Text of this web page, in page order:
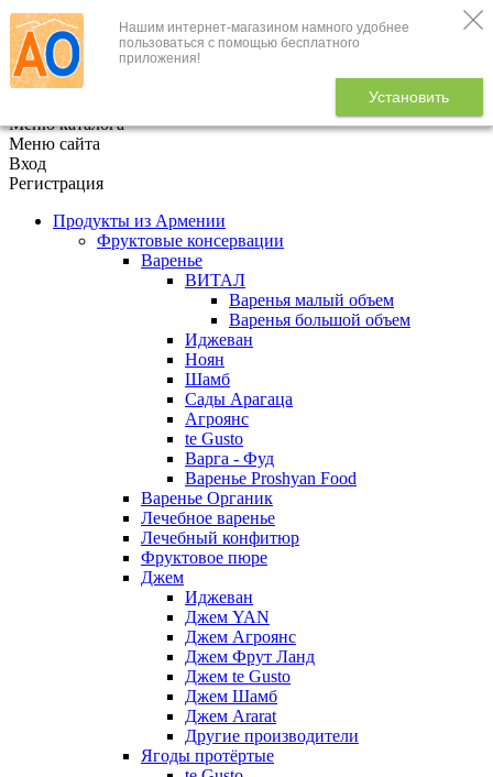
Нашим интернет-магазином намного удобнее
пользоваться с помощью бесплатного
приложения!
Установить
+7 (495) 646-888-1
В корзине
Меню каталога
Меню сайта
Вход
Регистрация
Продукты из Армении
Фруктовые консервации
Варенье
ВИТАЛ
Варенья малый объем
Варенья большой объем
Иджеван
Ноян
Шамб
Сады Арагаца
Агроянс
te Gusto
Варга - Фуд
Варенье Proshyan Food
Варенье Органик
Лечебное варенье
Лечебный конфитюр
Фруктовое пюре
Джем
Иджеван
Джем YAN
Джем Агроянс
Джем Фрут Ланд
Джем te Gusto
Джем Шамб
Джем Ararat
Другие производители
Ягоды протёртые